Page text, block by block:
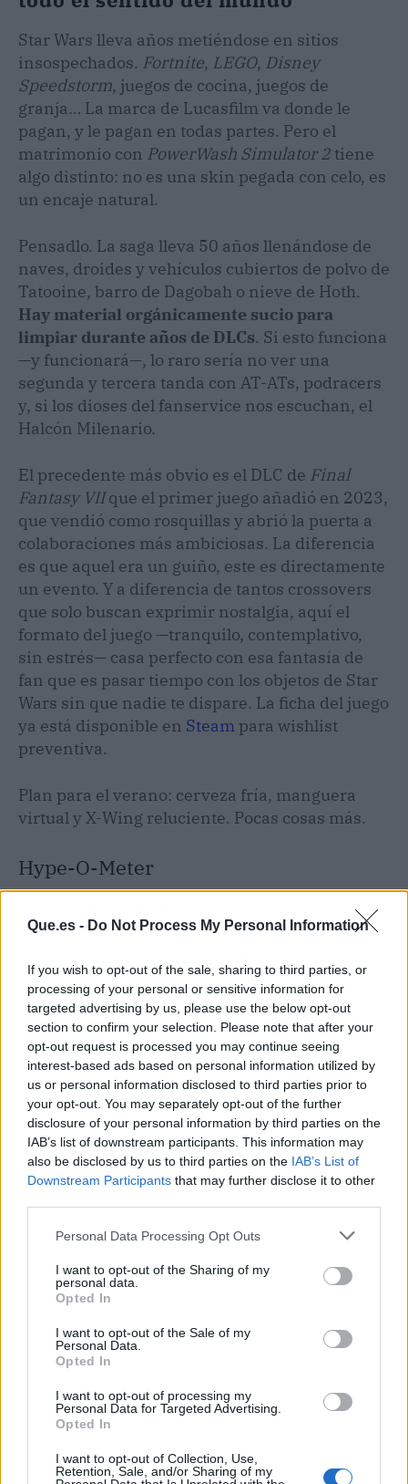
Que.es - Do Not Process My Personal Information
If you wish to opt-out of the sale, sharing to third parties, or
processing of your personal or sensitive information for
targeted advertising by us, please use the below opt-out
section to confirm your selection. Please note that after your
opt-out request is processed you may continue seeing
interest-based ads based on personal information utilized by
us or personal information disclosed to third parties prior to
your opt-out. You may separately opt-out of the further
disclosure of your personal information by third parties on the
IAB’s list of downstream participants. This information may
also be disclosed by us to third parties on the IAB’s List of
Downstream Participants that may further disclose it to other
Personal Data Processing Opt Outs
I want to opt-out of the Sharing of my
personal data.
Opted In
I want to opt-out of the Sale of my
Personal Data.
Opted In
I want to opt-out of processing my
Personal Data for Targeted Advertising.
Opted In
I want to opt-out of Collection, Use,
Retention, Sale, and/or Sharing of my
Star Wars lleva años metiéndose en sitios
insospechados. Fortnite, LEGO, Disney
Speedstorm, juegos de cocina, juegos de
granja… La marca de Lucasfilm va donde le
pagan, y le pagan en todas partes. Pero el
matrimonio con PowerWash Simulator 2 tiene
algo distinto: no es una skin pegada con celo, es
un encaje natural.
Pensadlo. La saga lleva 50 años llenándose de
naves, droides y vehículos cubiertos de polvo de
Tatooine, barro de Dagobah o nieve de Hoth.
Hay material orgánicamente sucio para
limpiar durante años de DLCs. Si esto funciona
—y funcionará—, lo raro sería no ver una
segunda y tercera tanda con AT-ATs, podracers
y, si los dioses del fanservice nos escuchan, el
Halcón Milenario.
El precedente más obvio es el DLC de Final
Fantasy VIIque el primer juego añadió en 2023,
que vendió como rosquillas y abrió la puerta a
colaboraciones más ambiciosas. La diferencia
es que aquel era un guiño, este es directamente
un evento. Y a diferencia de tantos crossovers
que solo buscan exprimir nostalgia, aquí el
formato del juego —tranquilo, contemplativo,
sin estrés— casa perfecto con esa fantasía de
fan que es pasar tiempo con los objetos de Star
Wars sin que nadie te dispare. La ficha del juego
ya está disponible en Steam para wishlist
preventiva.
Plan para el verano: cerveza fría, manguera
virtual y X-Wing reluciente. Pocas cosas más.
Hype-O-Meter
El crossover tiene cabeza,
el juego base ya estaba probado y la
quitamos un par de puntos por la falta de
tracklist completo de escenarios y porque el
precio del DLC todavía no está claro —
cruzaremos los dedos para que no se pasen.